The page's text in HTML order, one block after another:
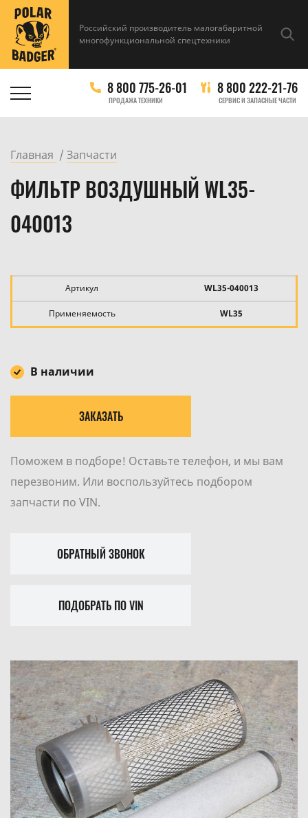
Российский производитель малогабаритной
многофункциональной спецтехники
8 800 775-26-01
ПРОДАЖА ТЕХНИКИ
8 800 222-21-76
СЕРВИС И ЗАПАСНЫЕ ЧАСТИ
Главная Запчасти
ФИЛЬТР ВОЗДУШНЫЙ WL35-
040013
Артикул WL35-040013
Применяемость WL35
В наличии
ЗАКАЗАТЬ
Поможем в подборе! Оставьте телефон, и мы вам
перезвоним. Или воспользуйтесь подбором
запчасти по VIN.
ОБРАТНЫЙ ЗВОНОК
ПОДОБРАТЬ ПО VIN